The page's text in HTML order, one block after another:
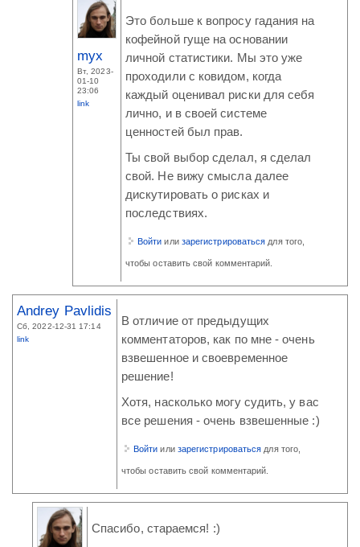
myx
Вт, 2023-
01-10
23:06
link
Это больше к вопросу гадания на
кофейной гуще на основании
личной статистики. Мы это уже
проходили с ковидом, когда
каждый оценивал риски для себя
лично, и в своей системе
ценностей был прав.
Ты свой выбор сделал, я сделал
свой. Не вижу смысла далее
дискутировать о рисках и
последствиях.
Войти или зарегистрироваться для того,
чтобы оставить свой комментарий.
Andrey Pavlidis
Сб, 2022-12-31 17:14
link
В отличие от предыдущих
комментаторов, как по мне - очень
взвешенное и своевременное
решение!
Хотя, насколько могу судить, у вас
все решения - очень взвешенные :)
Войти или зарегистрироваться для того,
чтобы оставить свой комментарий.
Спасибо, стараемся! :)